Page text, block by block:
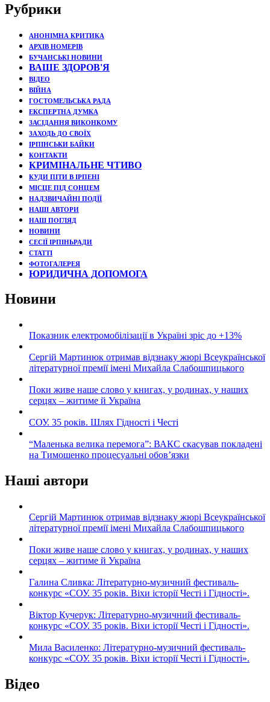
Рубрики
АНОНІМНА КРИТИКА
АРХІВ НОМЕРІВ
БУЧАНСЬКІ НОВИНИ
ВАШЕ ЗДОРОВ'Я
ВІДЕО
ВІЙНА
ГОСТОМЕЛЬСЬКА РАДА
ЕКСПЕРТНА ДУМКА
ЗАСІДАННЯ ВИКОНКОМУ
ЗАХОДЬ ДО СВОЇХ
ІРПІНСЬКИ БАЙКИ
КОНТАКТИ
КРИМІНАЛЬНЕ ЧТИВО
КУДИ ПІТИ В ІРПЕНІ
МІСЦЕ ПІД СОНЦЕМ
НАДЗВИЧАЙНІ ПОДЇЇ
НАШІ АВТОРИ
НАШ ПОГЛЯД
НОВИНИ
СЕСІЇ ІРПІНЬРАДИ
СТАТТІ
ФОТОГАЛЕРЕЯ
ЮРИДИЧНА ДОПОМОГА
Новини
Показник електромобілізації в Україні зріс до +13%
Сергій Мартинюк отримав відзнаку жюрі Всеукраїнської
літературної премії імені Михайла Слабошпицького
Поки живе наше слово у книгах, у родинах, у наших
серцях – житиме й Україна
СОУ. 35 років. Шлях Гідності і Честі
“Маленька велика перемога”: ВАКС скасував покладені
на Тимошенко процесуальні обов’язки
Наші автори
Сергій Мартинюк отримав відзнаку жюрі Всеукраїнської
літературної премії імені Михайла Слабошпицького
Поки живе наше слово у книгах, у родинах, у наших
серцях – житиме й Україна
Галина Сливка: Літературно-музичний фестиваль-
конкурс «СОУ. 35 років. Віхи історії Честі і Гідності».
Віктор Кучерук: Літературно-музичний фестиваль-
конкурс «СОУ. 35 років. Віхи історії Честі і Гідності».
Мила Василенко: Літературно-музичний фестиваль-
конкурс «СОУ. 35 років. Віхи історії Честі і Гідності».
Відео